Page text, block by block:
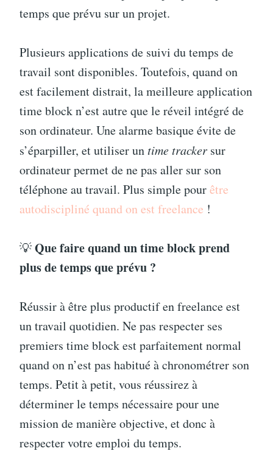
temps que prévu sur un projet.
Plusieurs applications de suivi du temps de
travail sont disponibles. Toutefois, quand on
est facilement distrait, la meilleure application
time block n’est autre que le réveil intégré de
son ordinateur. Une alarme basique évite de
s’éparpiller, et utiliser untime tracker sur
ordinateur permet de ne pas aller sur son
téléphone au travail. Plus simple pourêtre
autodiscipliné quand on est freelance !
💡Que faire quand un time block prend
plus de temps que prévu ?
Réussir à être plus productif en freelance est
un travail quotidien. Ne pas respecter ses
premiers time block est parfaitement normal
quand on n’est pas habitué à chronométrer son
temps. Petit à petit, vous réussirez à
déterminer le temps nécessaire pour une
mission de manière objective, et donc à
respecter votre emploi du temps.